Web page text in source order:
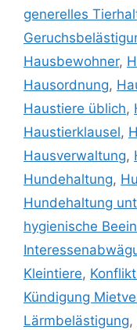
generelles
Hausbewohner,
Hausordnung,
Haustiere üblich,
Haustierklausel,
Hausverwaltung,
Hundehaltung,
Hundehaltung
hygienische
Kleintiere,
Kündigung
Lärmbelästigung,